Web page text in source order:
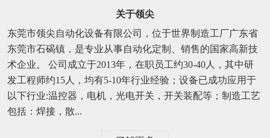
关于领尖
东莞市领尖自动化设备有限公司，位于世界制造工厂广东省
东莞市石碣镇，是专业从事自动化定制、销售的国家高新技
术企业。 公司成立于2013年，在职员工约30-40人，其中研
发工程师约15人，均有5-10年行业经验；设备已成功应用于
以下行业:温控器，电机，光电开关，开关装配等；制造工艺
包括：焊接，散...